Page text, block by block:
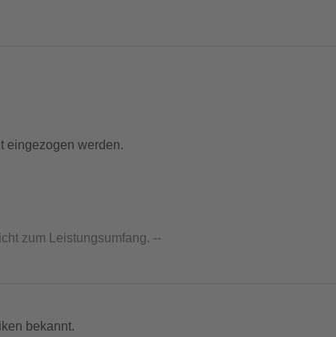
eingezogen werden.
zum Leistungsumfang. --
bekannt.